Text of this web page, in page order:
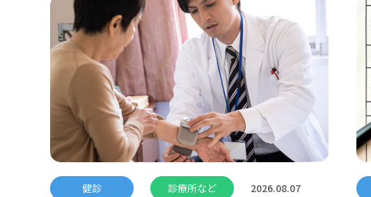
健診 診療所など 2026.08.07